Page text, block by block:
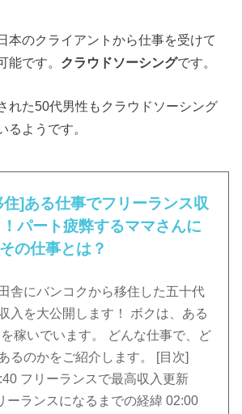
本のクライアントから仕事を受けて
能です。 クラウドソーシングです。
れた50代男性もクラウドソーシング
るようです。
]ある仕事でフリーランス収
パート疲弊するママさんに
の仕事とは？
舎にバンコクから移住した五十代
入を大公開します！ ボクは、ある
稼いでいます。 どんな仕事で、ど
るのかをご紹介します。 [目次]
フリーランスで最高収入更新
ーランスになるまでの経緯 02:00